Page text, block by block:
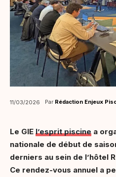
11/03/2026 Par Rédaction Enjeux
Le GIE l’esprit piscine a
nationale de début de
derniers au sein de l’hôtel
Ce rendez-vous annuel a